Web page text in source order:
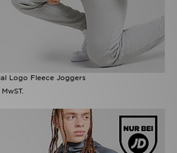
Logo Fleece Joggers